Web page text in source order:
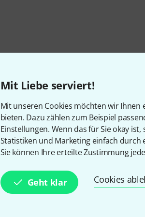
Mit Liebe serviert!
Mit unseren Cookies möchten wir
bieten. Dazu zählen zum Beispiel
Einstellungen. Wenn das für Sie okay
Statistiken und Marketing einfach durch
Sie können Ihre erteilte Zustimmung
Geht klar Cookies